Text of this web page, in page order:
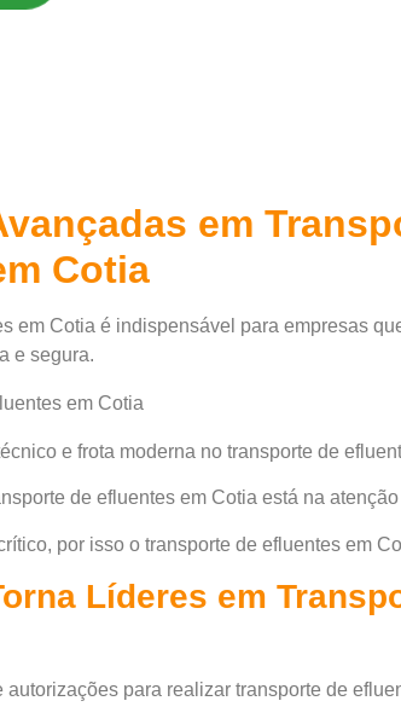
em
Cotia
em Cotia é indispensável para empresas
e segura.
e frota moderna no transporte de
de efluentes em Cotia está na
por isso o transporte de efluentes em
Líderes em
autorizações para realizar transporte de